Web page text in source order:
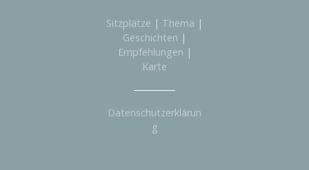
Sitzplätze | Thema |
Geschichten |
Empfehlungen |
Karte
Datenschutzerklärun
g